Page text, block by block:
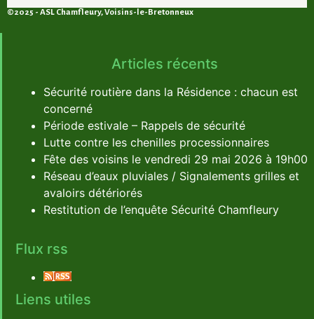
©2025 - ASL Chamfleury, Voisins-le-Bretonneux
Articles récents
Sécurité routière dans la Résidence : chacun est
concerné
Période estivale – Rappels de sécurité
Lutte contre les chenilles processionnaires
Fête des voisins le vendredi 29 mai 2026 à 19h00
Réseau d’eaux pluviales / Signalements grilles et
avaloirs détériorés
Restitution de l’enquête Sécurité Chamfleury
Flux rss
Liens utiles